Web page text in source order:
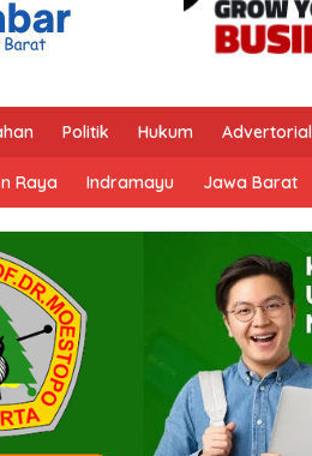
Politik Hukum Advertorial
Raya Indramayu Jawa Barat